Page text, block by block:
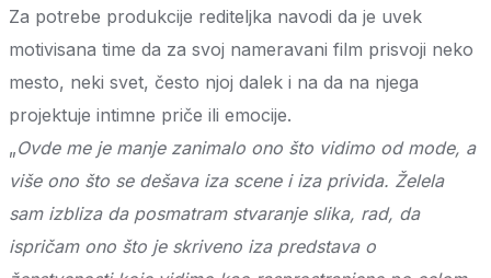
Za potrebe produkcije rediteljka navodi da je uvek
motivisana time da za svoj nameravani film prisvoji neko
mesto, neki svet, često njoj dalek i na da na njega
projektuje intimne priče ili emocije.
„Ovde me je manje zanimalo ono što vidimo od mode, a
više ono što se dešava iza scene i iza privida. Želela
sam izbliza da posmatram stvaranje slika, rad, da
ispričam ono što je skriveno iza predstava o